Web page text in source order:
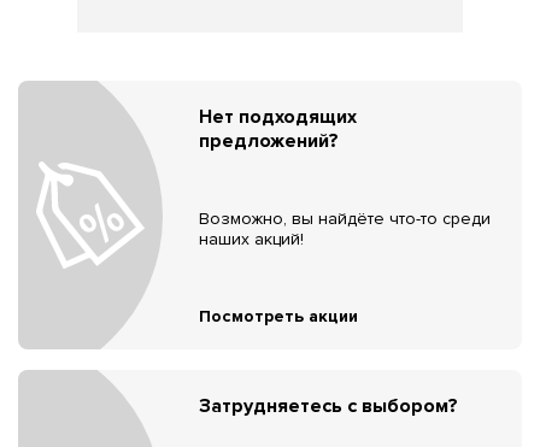
Нет подходящих
предложений?
Возможно, вы найдёте что-то среди
наших акций!
Посмотреть акции
Затрудняетесь с выбором?